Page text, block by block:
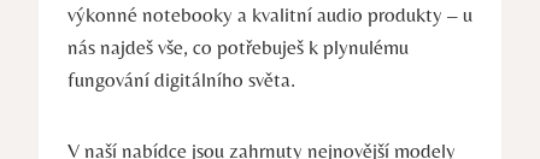
výkonné notebooky a kvalitní audio produkty – u
nás najdeš vše, co potřebuješ k plynulému
fungování digitálního světa.
V naší nabídce jsou zahrnuty nejnovější modely